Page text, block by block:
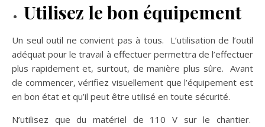
Utilisez le bon équipement
Un seul outil ne convient pas à tous. L’utilisation de l’outil
adéquat pour le travail à effectuer permettra de l’effectuer
plus rapidement et, surtout, de manière plus sûre. Avant
de commencer, vérifiez visuellement que l’équipement est
en bon état et qu’il peut être utilisé en toute sécurité.
N’utilisez que du matériel de 110 V sur le chantier.